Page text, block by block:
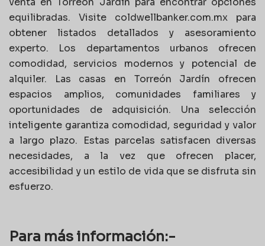
equilibradas. Visite coldwellbanker.com.mx para
obtener listados detallados y asesoramiento
experto. Los departamentos urbanos ofrecen
comodidad, servicios modernos y potencial de
alquiler. Las casas en Torreón Jardín ofrecen
espacios amplios, comunidades familiares y
oportunidades de adquisición. Una selección
inteligente garantiza comodidad, seguridad y valor
a largo plazo. Estas parcelas satisfacen diversas
necesidades, a la vez que ofrecen placer,
accesibilidad y un estilo de vida que se disfruta sin
esfuerzo.
Para más información:-